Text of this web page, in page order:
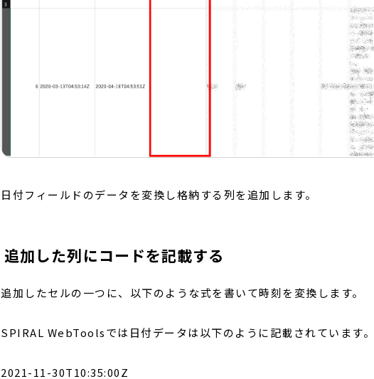
日付フィールドのデータを変換し格納する列を追加します。
追加した列にコードを記載する
追加したセルの一つに、以下のような式を書いて時刻を変換します。
SPIRAL WebToolsでは日付データは以下のように記載されています。
2021-11-30T10:35:00Z